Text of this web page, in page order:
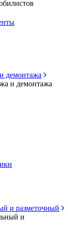
демонтажа
и демонтажа
и разметочный
и